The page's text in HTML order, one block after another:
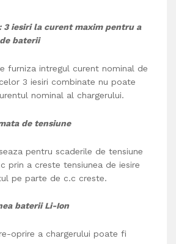
3 iesiri la curent maxim pentru a
baterii
furniza intregul curent nominal de
3 iesiri combinate nu poate
nominal al chargerului.
de tensiune
pentru scaderile de tensiune
prin a creste tensiunea de iesire
pe parte de c.c creste.
baterii Li-Ion
oprire a chargerului poate fi